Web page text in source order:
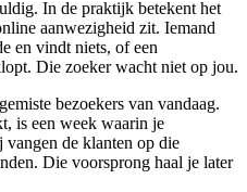
In de praktijk betekent het
aanwezigheid zit. Iemand
en vindt niets, of een
Die zoeker wacht niet op jou.
bezoekers van vandaag.
is een week waarin je
de klanten op die
Die voorsprong haal je later